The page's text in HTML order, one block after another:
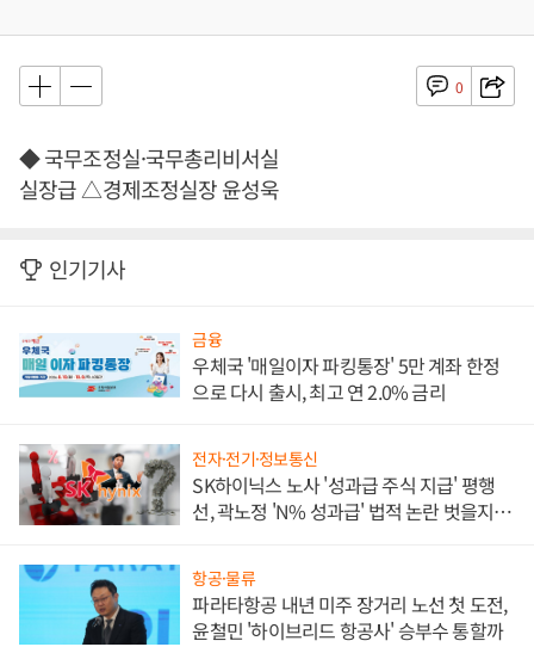
0
◆ 국무조정실·국무총리비서실
실장급 △경제조정실장 윤성욱
인기기사
금융
우체국 '매일이자 파킹통장' 5만 계좌 한정
으로 다시 출시, 최고 연 2.0% 금리
전자·전기·정보통신
SK하이닉스 노사 '성과급 주식 지급' 평행
선, 곽노정 'N% 성과급' 법적 논란 벗을지 주
항공·물류
파라타항공 내년 미주 장거리 노선 첫 도전,
윤철민 '하이브리드 항공사' 승부수 통할까